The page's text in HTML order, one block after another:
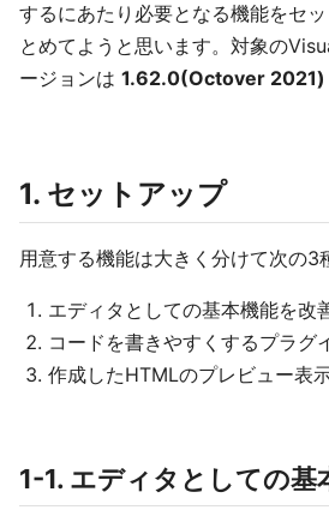
するにあたり必要となる機能をセ
とめてようと思います。対象の
ージョンは 1.62.0(Octover 2021)
1. セットアップ
用意する機能は大きく分けて次の3
エディタとしての基本機能を改
コードを書きやすくするプラグ
作成したHTMLのプレビュー表
1-1. エディタとしての基